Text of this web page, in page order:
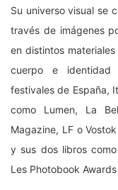
Su universo visual se
través de imágenes
en distintos
cuerpo e identidad
festivales de España,
como Lumen, La
Magazine, LF o
y sus dos libros
Les Photobook